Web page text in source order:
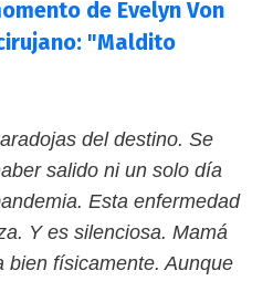
de Evelyn Von
"Maldito
del destino. Se
salido ni un solo día
Esta enfermedad
Y es silenciosa. Mamá
bien físicamente. Aunque